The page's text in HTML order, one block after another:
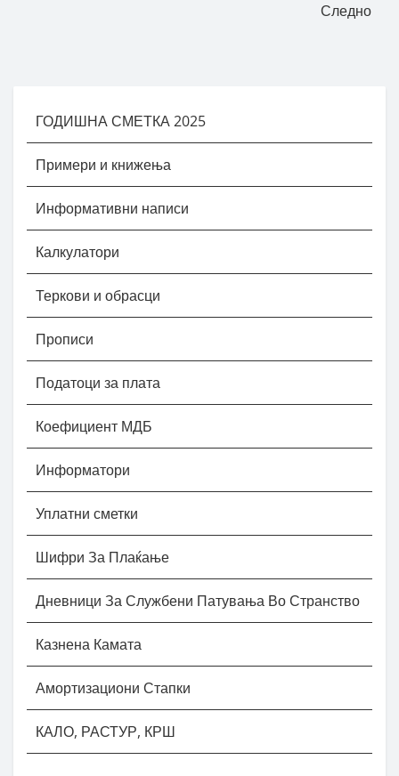
Следно
ГОДИШНА СМЕТКА 2025
Примери и книжења
Информативни написи
Калкулатори
Теркови и обрасци
Прописи
Податоци за плата
Коефициент МДБ
Информатори
Уплатни сметки
Шифри За Плаќање
Дневници За Службени Патувања Во Странство
Казнена Камата
Амортизациони Стапки
КАЛО, РАСТУР, КРШ